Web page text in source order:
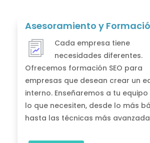
Asesoramiento y
Cada empresa tiene
necesidades diferentes.
Ofrecemos formación SEO para
empresas que desean crear un
interno. Enseñaremos a tu
lo que necesiten, desde lo más
hasta las técnicas más